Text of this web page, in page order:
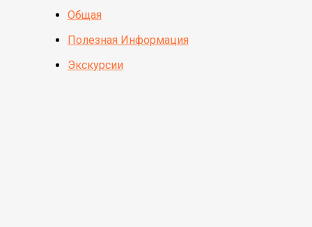
Общая
Полезная Информация
Экскурсии